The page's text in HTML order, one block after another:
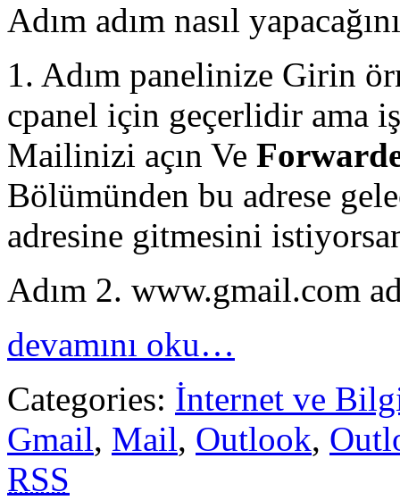
Adım adım nasıl
1. Adım panelinize Girin
cpanel için geçerlidir ama
Mailinizi açın Ve
Bölümünden bu adrese
adresine gitmesini
Adım 2. www.gmail.com
devamını oku…
Categories: İnternet ve
Gmail, Mail, Outlook,
RSS